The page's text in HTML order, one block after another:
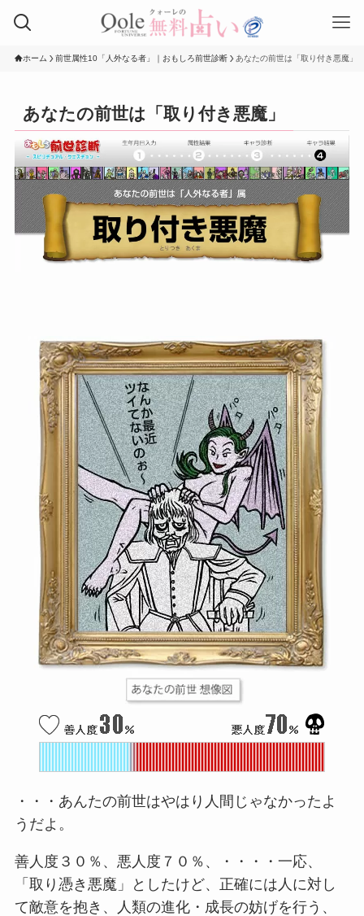
ホーム 前世属性10「人外なる者」｜おもしろ前世診断 あなたの前世は「取り付き悪魔」
あなたの前世は「取り付き悪魔」
・・・あんたの前世はやはり人間じゃなかったよ
うだよ。
善人度３０％、悪人度７０％、・・・・一応、
「取り憑き悪魔」としたけど、正確には人に対し
て敵意を抱き、人類の進化・成長の妨げを行う、